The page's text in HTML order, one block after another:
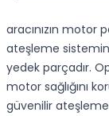
aracınızın motor
ateşleme
yedek parçadır.
motor sağlığını
güvenilir